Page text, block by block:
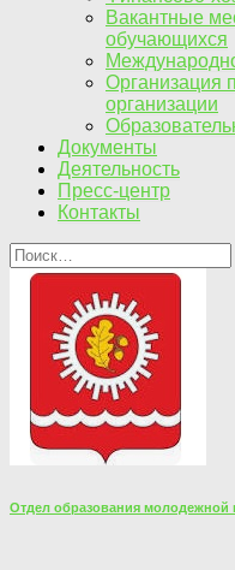
Вакантные
обучающихся
Организация
организации
Документы
Деятельность
Пресс-центр
Контакты
Найти:
Отдел образования